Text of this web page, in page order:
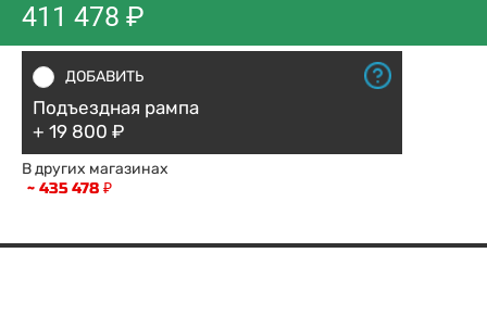
411 478 ₽
ДОБАВИТЬ
Подъездная рампа
+ 19 800 ₽
В других магазинах
~ 435 478 ₽